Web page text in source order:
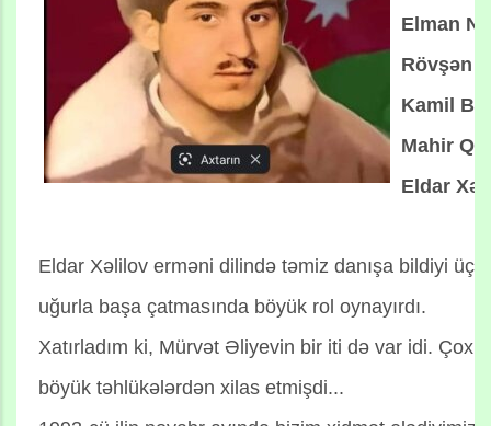
Elman
Rövşən
Kamil
Mahir
Eldar
Eldar Xəlilov erməni dilində təmiz danışa bildiyi
uğurla başa çatmasında böyük rol oynayırdı.
Xatırladım ki, Mürvət Əliyevin bir iti də var idi. Çox
böyük təhlükələrdən xilas etmişdi...